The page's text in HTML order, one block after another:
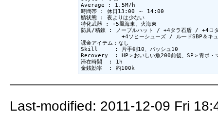
Average : 1.5M/h
時間帯 : 休日13:00 ～ 14:00
鯖状態 : 夜よりは少ない
特化武器 : +5風海東、火海東
防具/精錬 : ノーブルハット / +4タラ石盾 / +4ロダ
+4ソヒーシューズ / ルードSBP＆キ
課金アイテム：なし
Skill     : 片手剣10、バッシュ10
Recovery  : HP＞おいしい魚200前後、SP＞青ポ・
滞在時間  : 1h
金銭効率  : 約100k
Last-modified: 2011-12-09 Fri